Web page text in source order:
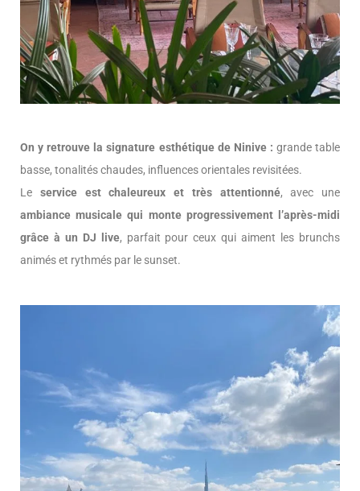
On y retrouve la signature esthétique de Ninive : grande table
basse, tonalités chaudes, influences orientales revisitées.
Le service est chaleureux et très attentionné, avec une
ambiance musicale qui monte progressivement l’après-midi
grâce à un DJ live, parfait pour ceux qui aiment les brunchs
animés et rythmés par le sunset.